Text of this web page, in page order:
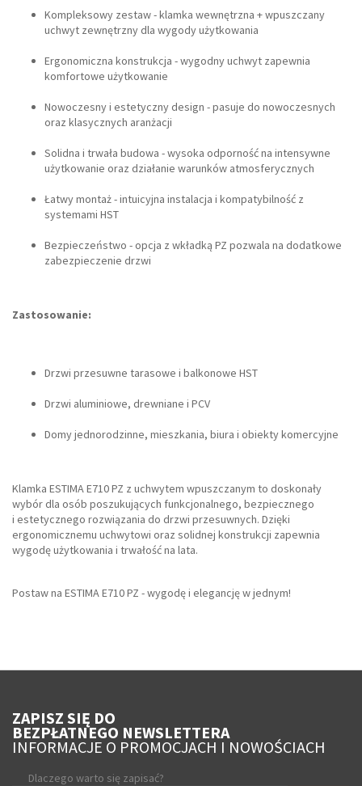
Kompleksowy zestaw - klamka wewnętrzna + wpuszczany
uchwyt zewnętrzny dla wygody użytkowania
Ergonomiczna konstrukcja - wygodny uchwyt zapewnia
komfortowe użytkowanie
Nowoczesny i estetyczny design - pasuje do nowoczesnych
oraz klasycznych aranżacji
Solidna i trwała budowa - wysoka odporność na intensywne
użytkowanie oraz działanie warunków atmosferycznych
Łatwy montaż - intuicyjna instalacja i kompatybilność z
systemami HST
Bezpieczeństwo - opcja z wkładką PZ pozwala na dodatkowe
zabezpieczenie drzwi
Zastosowanie:
Drzwi przesuwne tarasowe i balkonowe HST
Drzwi aluminiowe, drewniane i PCV
Domy jednorodzinne, mieszkania, biura i obiekty komercyjne
Klamka ESTIMA E710 PZ z uchwytem wpuszczanym to doskonały
wybór dla osób poszukujących funkcjonalnego, bezpiecznego
i estetycznego rozwiązania do drzwi przesuwnych. Dzięki
ergonomicznemu uchwytowi oraz solidnej konstrukcji zapewnia
wygodę użytkowania i trwałość na lata.
Postaw na ESTIMA E710 PZ - wygodę i elegancję w jednym!
ZAPISZ SIĘ DO
BEZPŁATNEGO NEWSLETTERA
INFORMACJE O PROMOCJACH I NOWOŚCIACH
Dlaczego warto się zapisać?